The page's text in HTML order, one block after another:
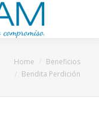
Home
Beneficios
Bendita Perdición